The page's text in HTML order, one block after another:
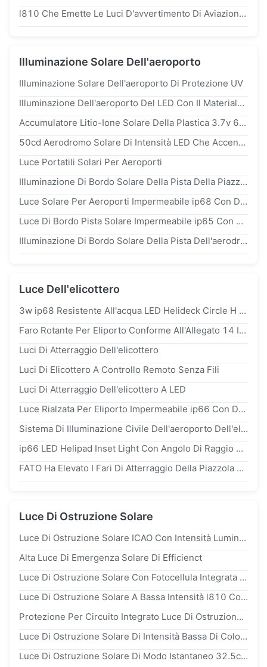
l810 Che Emette Le Luci D'avvertimento Di Aviazione Del Policarbonato Del Diodo
Illuminazione Solare Dell'aeroporto
Illuminazione Solare Dell'aeroporto Di Protezione UV
Illuminazione Dell'aeroporto Del LED Con Il Materiale Del PC
Accumulatore Litio-Ione Solare Della Plastica 3.7v 6.8ah Di Illuminazione Dell'aeroporto Dell'antenna Smontabile
50cd Aerodromo Solare Di Intensità LED Che Accende Configurazione Costante Di Combustione In Lampada Dell'aeroporto
Luce Portatili Solari Per Aeroporti
Illuminazione Di Bordo Solare Della Pista Della Piazzola Di Eliporto Di Area Di Decollo Di Atterraggio Di Illuminazione Dell'aeroporto Di Conformità Di ICAO FAA
Luce Solare Per Aeroporti Impermeabile ip68 Con Durata Di 100.000 Ore E Batteria Agli Ioni Di Litio Per Ostacoli Aeronautici
Luce Di Bordo Pista Solare Impermeabile ip65 Con Durata Di 100.000 Ore E Telecomando Wireless Per Illuminazione Aeroportuale Ed Eliportuale
Illuminazione Di Bordo Solare Della Pista Dell'aerodromo Giallo Rosso Con Le Batterie Riciclabili
Luce Dell'elicottero
3w ip68 Resistente All'acqua LED Helideck Circle H Light Per L'atterraggio In Elicottero ICAO Annex 14 Conforme
Faro Rotante Per Eliporto Conforme All'Allegato 14 ICAO Con Policarbonato Protetto UV E 24 Lampi Al Minuto
Luci Di Atterraggio Dell'elicottero
Luci Di Elicottero A Controllo Remoto Senza Fili
Luci Di Atterraggio Dell'elicottero A LED
Luce Rialzata Per Eliporto Impermeabile ip66 Con Durata Di 100.000 Ore E Angolo Del Fascio Di 360°
Sistema Di Illuminazione Civile Dell'aeroporto Dell'eliporto Dei Fari Di Atterraggio Della Piazzola Di Eliporto ip68
ip66 LED Helipad Inset Light Con Angolo Di Raggio Di 360° E Intensità Standard ICAO Per Gli Ostacoli All'aviazione
FATO Ha Elevato I Fari Di Atterraggio Della Piazzola Di Eliporto Per NVG Pilota
Luce Di Ostruzione Solare
Luce Di Ostruzione Solare ICAO Con Intensità Luminosa ≥2000cd, Conforme All'allegato 14 ICAO E Alla Norma FAA l864, E Batteria Agli Ioni Di Litio
Alta Luce Di Emergenza Solare Di Efficienct
Luce Di Ostruzione Solare Con Fotocellula Integrata Per Modalità Di Lavoro Giorno E Notte
Luce Di Ostruzione Solare A Bassa Intensità l810 Con Protezione UV In Policarbonato, Impermeabile ip65, Per Aviazione, Con Durata Di 100.000 Ore
Protezione Per Circuito Integrato Luce Di Ostruzione Aeronautica Doppia A Bassa Intensità l810 Per Standard E Prestazioni
Luce Di Ostruzione Solare Di Intensità Bassa Di Colore Rosso Per La Torre Ed Il Grattacielo Elettrici
Luce Di Ostruzione Solare Di Modo Istantaneo 32.5cd Per Il Macchinario Su Grande Scala Del Porto